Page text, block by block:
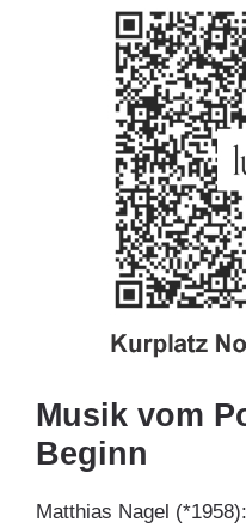
Musik vom
Beginn
Matthias Nagel